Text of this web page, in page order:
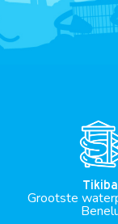
Grootste